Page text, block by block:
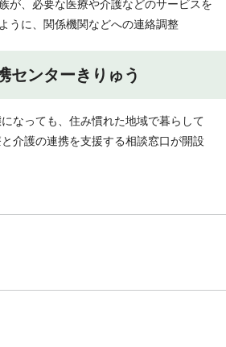
が、必要な医療や介護などのサービスを
うに、関係機関などへの連絡調整
センターきりゅう
なっても、住み慣れた地域で暮らして
介護の連携を支援する相談窓口が開設